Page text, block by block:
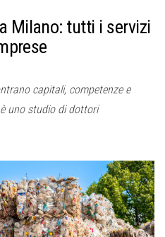
Milano: tutti i servizi
capitali, competenze e
uno studio di dottori